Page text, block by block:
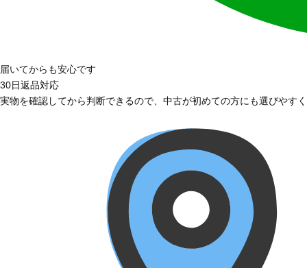
届いてからも安心です
30日返品対応
実物を確認してから判断できるので、中古が初めての方にも選びやす